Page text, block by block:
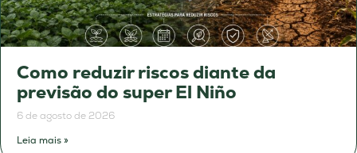
Como reduzir riscos diante da
previsão do super El Niño
6 de agosto de 2026
Leia mais »